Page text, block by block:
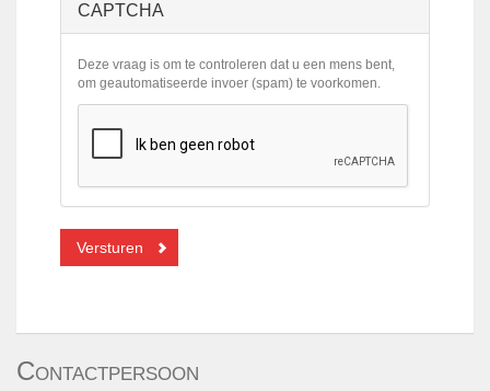
CAPTCHA
Deze vraag is om te controleren dat u een mens bent,
om geautomatiseerde invoer (spam) te voorkomen.
Versturen
Contactpersoon